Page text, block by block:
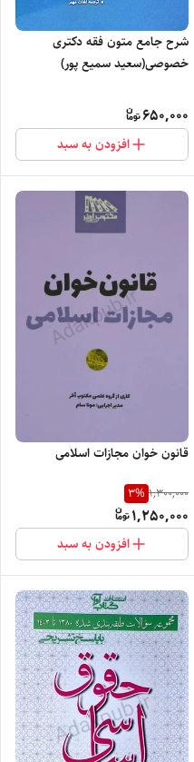
شرح جامع متون فقه دکتری
خصوصی(سعید سمیع پور)
650,000
افزودن به سبد
قانون خوان مجازات اسلامی
1,300,000
3%
1,250,000
افزودن به سبد